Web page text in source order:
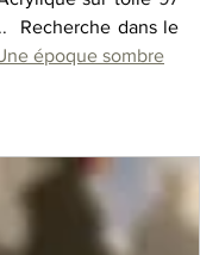
Recherche dans le
époque sombre